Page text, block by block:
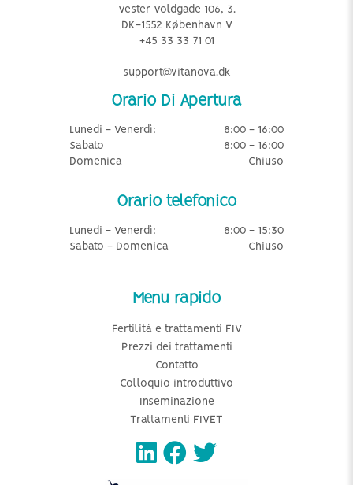
Vester Voldgade 106, 3.
DK-1552 København V
+45 33 33 71 01
support@vitanova.dk
Orario Di Apertura
Lunedi - Venerdì:
8:00 - 16:00
Sabato
8:00 - 16:00
Domenica
Chiuso
Orario telefonico
Lunedi - Venerdì:
8:00 - 15:30
Sabato - Domenica
Chiuso
Menu rapido
Fertilità e trattamenti FIV
Prezzi dei trattamenti
Contatto
Colloquio introduttivo
Inseminazione
Trattamenti FIVET